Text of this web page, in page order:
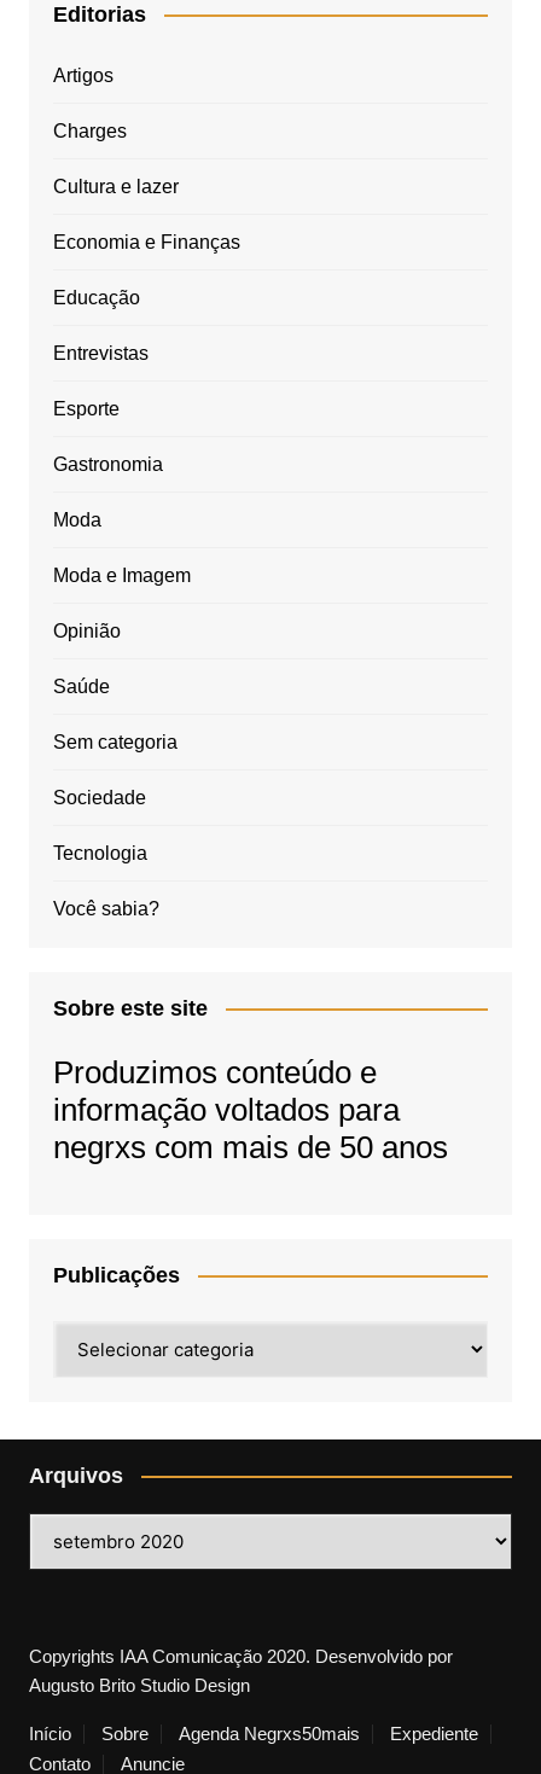
Editorias
Artigos
Charges
Cultura e lazer
Economia e Finanças
Educação
Entrevistas
Esporte
Gastronomia
Moda
Moda e Imagem
Opinião
Saúde
Sem categoria
Sociedade
Tecnologia
Você sabia?
Sobre este site
Produzimos conteúdo e
informação voltados para
negrxs com mais de 50 anos
Publicações
Arquivos
Copyrights IAA Comunicação 2020. Desenvolvido por
Augusto Brito Studio Design
Início Sobre Agenda Negrxs50mais
Expediente
Contato
Anuncie